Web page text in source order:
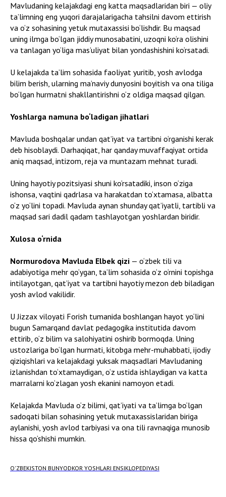
Mavludaning kelajakdagi eng katta maqsadlaridan biri — oliy
ta’limning eng yuqori darajalarigacha tahsilni davom ettirish
va o‘z sohasining yetuk mutaxassisi bo‘lishdir. Bu maqsad
uning ilmga bo‘lgan jiddiy munosabatini, uzoqni ko‘ra olishini
va tanlagan yo‘liga mas’uliyat bilan yondashishini ko‘rsatadi.
U kelajakda ta’lim sohasida faoliyat yuritib, yosh avlodga
bilim berish, ularning ma’naviy dunyosini boyitish va ona tiliga
bo‘lgan hurmatni shakllantirishni o‘z oldiga maqsad qilgan.
Yoshlarga namuna bo‘ladigan jihatlari
Mavluda boshqalar undan qat’iyat va tartibni o‘rganishi kerak
deb hisoblaydi. Darhaqiqat, har qanday muvaffaqiyat ortida
aniq maqsad, intizom, reja va muntazam mehnat turadi.
Uning hayotiy pozitsiyasi shuni ko‘rsatadiki, inson o‘ziga
ishonsa, vaqtini qadrlasa va harakatdan to‘xtamasa, albatta
o‘z yo‘lini topadi. Mavluda aynan shunday qat’iyatli, tartibli va
maqsad sari dadil qadam tashlayotgan yoshlardan biridir.
Xulosa o‘rnida
Normurodova Mavluda Elbek qizi — o‘zbek tili va
adabiyotiga mehr qo‘ygan, ta’lim sohasida o‘z o‘rnini topishga
intilayotgan, qat’iyat va tartibni hayotiy mezon deb biladigan
yosh avlod vakilidir.
U Jizzax viloyati Forish tumanida boshlangan hayot yo‘lini
bugun Samarqand davlat pedagogika institutida davom
ettirib, o‘z bilim va salohiyatini oshirib bormoqda. Uning
ustozlariga bo‘lgan hurmati, kitobga mehr-muhabbati, ijodiy
qiziqishlari va kelajakdagi yuksak maqsadlari Mavludaning
izlanishdan to‘xtamaydigan, o‘z ustida ishlaydigan va katta
marralarni ko‘zlagan yosh ekanini namoyon etadi.
Kelajakda Mavluda o‘z bilimi, qat’iyati va ta’limga bo‘lgan
sadoqati bilan sohasining yetuk mutaxassislaridan biriga
aylanishi, yosh avlod tarbiyasi va ona tili ravnaqiga munosib
hissa qo‘shishi mumkin.
O'ZBEKISTON BUNYODKOR YOSHLARI ENSIKLOPEDIYASI